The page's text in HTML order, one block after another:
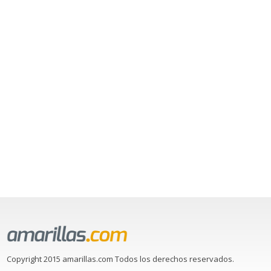
Copyright 2015 amarillas.com Todos los derechos reservados.